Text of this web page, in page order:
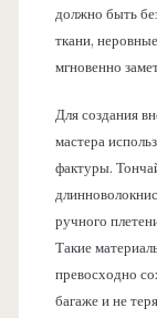
должно быть
ткани,
мгновенно
Для создания
мастера
фактуры.
ручного
Такие
превосходно
багаже и не